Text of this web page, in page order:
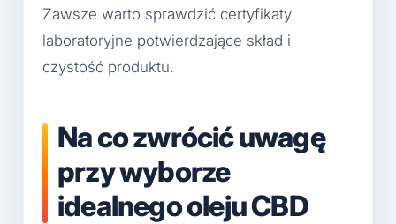
Zawsze warto sprawdzić certyfikaty
laboratoryjne potwierdzające skład i
czystość produktu.
Na co zwrócić uwagę
przy wyborze
idealnego oleju CBD